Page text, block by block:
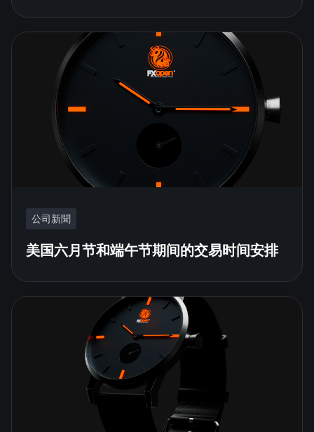
公司新聞
美国六月节和端午节期间的交易时间安排